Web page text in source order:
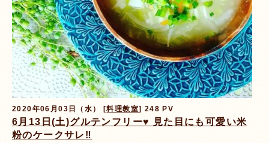
2020年06月03日（水） [料理教室] 248 PV
6月13日(土)グルテンフリー♥️ 見た目にも可愛い米
粉のケークサレ‼️